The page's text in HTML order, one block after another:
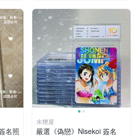
名照
水狸屋
嚴選《偽戀》Nisekoi 簽名